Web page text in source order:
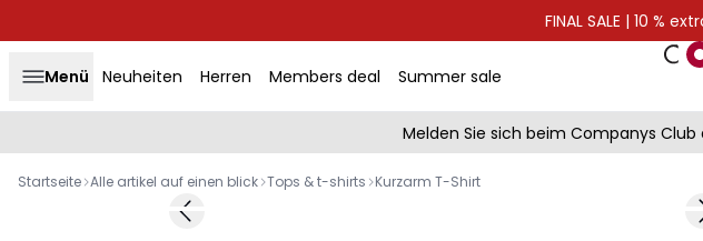
FINAL SALE | 10 %
Menü Neuheiten Herren Members deal Summer sale
Melden Sie sich beim Companys Club
Startseite Alle artikel auf einen blick Tops & t-shirts Kurzarm T-Shirt
Previous slide